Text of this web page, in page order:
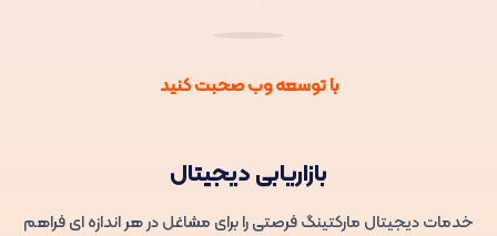
با توسعه وب صحبت کنید
بازاریابی دیجیتال
خدمات دیجیتال مارکتینگ فرصتی را برای مشاغل در هر اندازه ای فراهم